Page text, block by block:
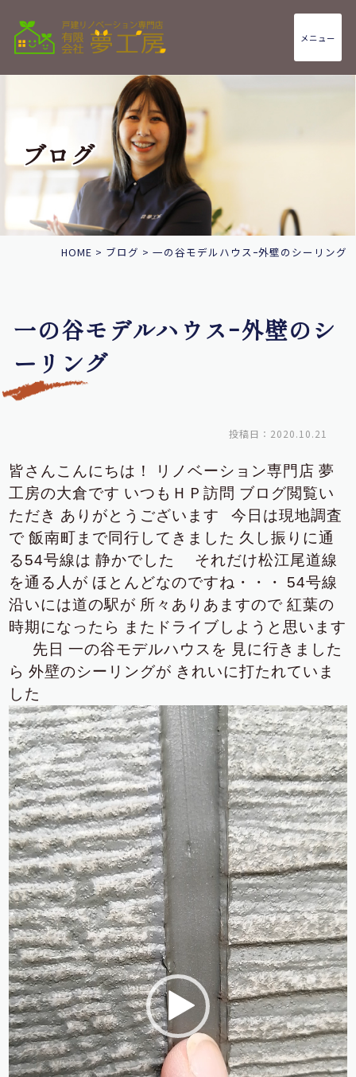
メニュー
ブログ
HOME > ブログ > 一の谷モデルハウスｰ外壁のシーリング
一の谷モデルハウスｰ外壁のシ
ーリング
投稿日：2020.10.21
皆さんこんにちは！ リノベーション専門店 夢
工房の大倉です いつもＨＰ訪問 ブログ閲覧い
ただき ありがとうございます
今日は現地調査
で 飯南町まで同行してきました 久し振りに通
る54号線は 静かでした
それだけ松江尾道線
を通る人が ほとんどなのですね・・・
54号線
沿いには道の駅が 所々ありあますので 紅葉の
時期になったら
またドライブしようと思います
先日 一の谷モデルハウスを 見に行きました
ら 外壁のシーリングが きれいに打たれていま
した
動
画
プ
レ
ー
ヤ
ー